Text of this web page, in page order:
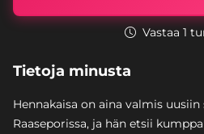
Vastaa 1
Tietoja minusta
Hennakaisa on aina valmis
Raaseporissa, ja hän etsii